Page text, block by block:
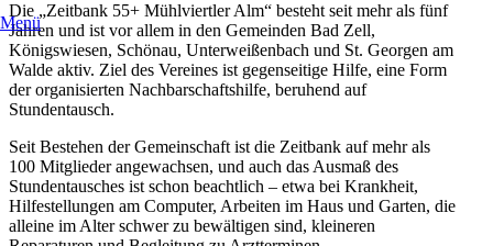
Menü
Die „Zeitbank 55+ Mühlviertler Alm“ besteht seit mehr als fünf
Jahren und ist vor allem in den Gemeinden Bad Zell,
Königswiesen, Schönau, Unterweißenbach und St. Georgen am
Walde aktiv. Ziel des Vereines ist gegenseitige Hilfe, eine Form
der organisierten Nachbarschaftshilfe, beruhend auf
Stundentausch.
Seit Bestehen der Gemeinschaft ist die Zeitbank auf mehr als
100 Mitglieder angewachsen, und auch das Ausmaß des
Stundentausches ist schon beachtlich – etwa bei Krankheit,
Hilfestellungen am Computer, Arbeiten im Haus und Garten, die
alleine im Alter schwer zu bewältigen sind, kleineren